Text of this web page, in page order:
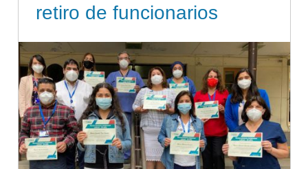
retiro de funcionarios